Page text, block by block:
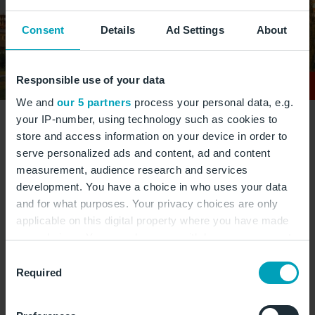
Consent Details Ad Settings About
Responsible use of your data
We and our 5 partners process your personal data, e.g.
your IP-number, using technology such as cookies to
store and access information on your device in order to
serve personalized ads and content, ad and content
measurement, audience research and services
development. You have a choice in who uses your data
and for what purposes. Your privacy choices are only
applicable on this digital property where you have made
your choices. You can change or withdraw your consent
the Privacy trigger icon.
Selection
Required
Die Christ-Erlöser-Kathedrale ist eine unfertige
orthodoxe Kirche, die aufgrund ihrer kontroversen
Geschichte und imposanten Architektur bekannt
ist. © rkuljovska/stock.adobe.com